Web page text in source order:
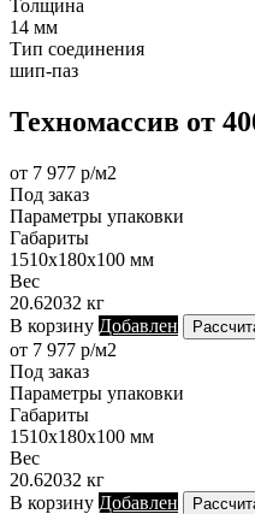
Толщина
14 мм
Тип соединения
шип-паз
Техномассив от
от 7 977 р/м2
Под заказ
Параметры упаковки
Габариты
1510х180х100 мм
Вес
20.62032 кг
В корзину Добавлен
от 7 977 р/м2
Под заказ
Параметры упаковки
Габариты
1510х180х100 мм
Вес
20.62032 кг
В корзину Добавлен